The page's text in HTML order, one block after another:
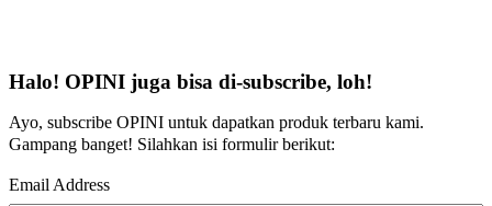
Halo! OPINI juga bisa di-subscribe, loh!
Ayo, subscribe OPINI untuk dapatkan produk terbaru kami.
Gampang banget! Silahkan isi formulir berikut:
Email Address